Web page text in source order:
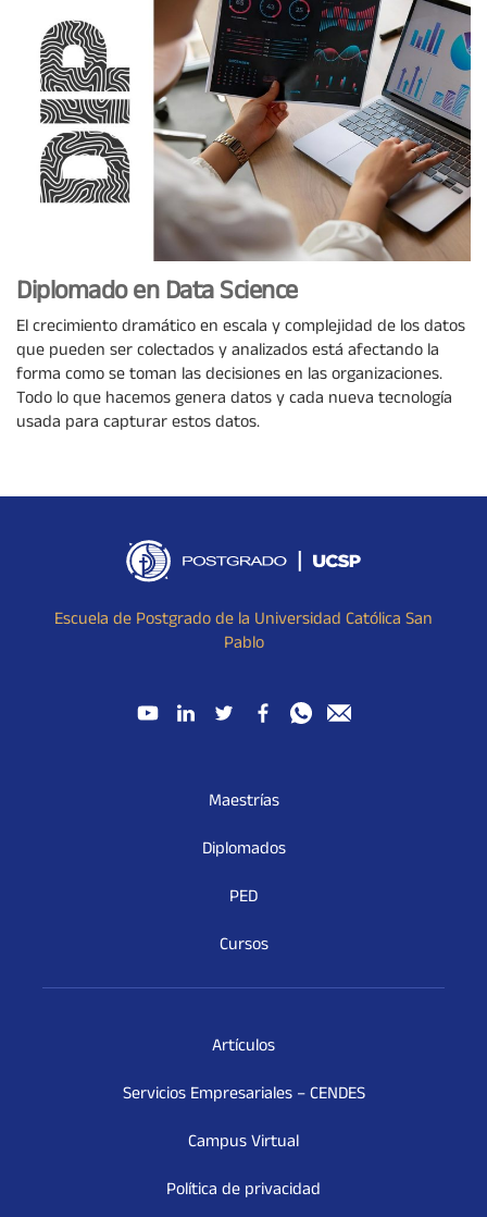
Diplomado en Data Science
El crecimiento dramático en escala y complejidad de los datos
que pueden ser colectados y analizados está afectando la
forma como se toman las decisiones en las organizaciones.
Todo lo que hacemos genera datos y cada nueva tecnología
usada para capturar estos datos.
Escuela de Postgrado de la Universidad Católica San
Pablo
Maestrías
Diplomados
PED
Cursos
Artículos
Servicios Empresariales – CENDES
Campus Virtual
Política de privacidad